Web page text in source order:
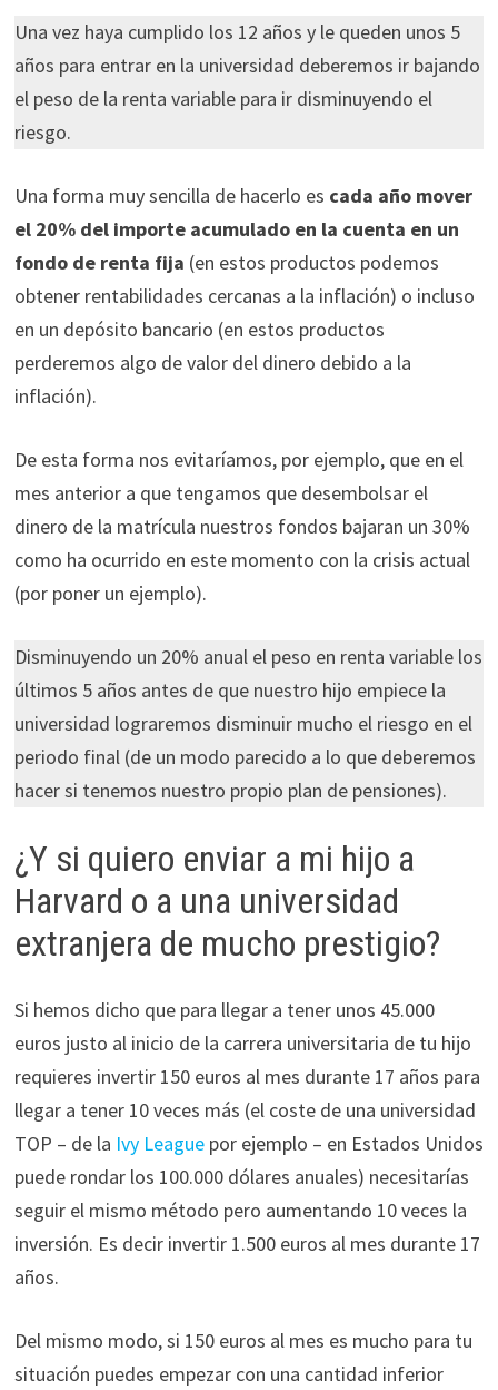
Una vez haya cumplido los 12 años y le queden unos 5
años para entrar en la universidad deberemos ir bajando
el peso de la renta variable para ir disminuyendo el
riesgo.
Una forma muy sencilla de hacerlo es cada año mover
el 20% del importe acumulado en la cuenta en un
fondo de renta fija (en estos productos podemos
obtener rentabilidades cercanas a la inflación) o incluso
en un depósito bancario (en estos productos
perderemos algo de valor del dinero debido a la
inflación).
De esta forma nos evitaríamos, por ejemplo, que en el
mes anterior a que tengamos que desembolsar el
dinero de la matrícula nuestros fondos bajaran un 30%
como ha ocurrido en este momento con la crisis actual
(por poner un ejemplo).
Disminuyendo un 20% anual el peso en renta variable los
últimos 5 años antes de que nuestro hijo empiece la
universidad lograremos disminuir mucho el riesgo en el
periodo final (de un modo parecido a lo que deberemos
hacer si tenemos nuestro propio plan de pensiones).
¿Y si quiero enviar a mi hijo a
Harvard o a una universidad
extranjera de mucho prestigio?
Si hemos dicho que para llegar a tener unos 45.000
euros justo al inicio de la carrera universitaria de tu hijo
requieres invertir 150 euros al mes durante 17 años para
llegar a tener 10 veces más (el coste de una universidad
TOP – de la Ivy Leaguepor ejemplo – en Estados Unidos
puede rondar los 100.000 dólares anuales) necesitarías
seguir el mismo método pero aumentando 10 veces la
inversión. Es decir invertir 1.500 euros al mes durante 17
años.
Del mismo modo, si 150 euros al mes es mucho para tu
situación puedes empezar con una cantidad inferior